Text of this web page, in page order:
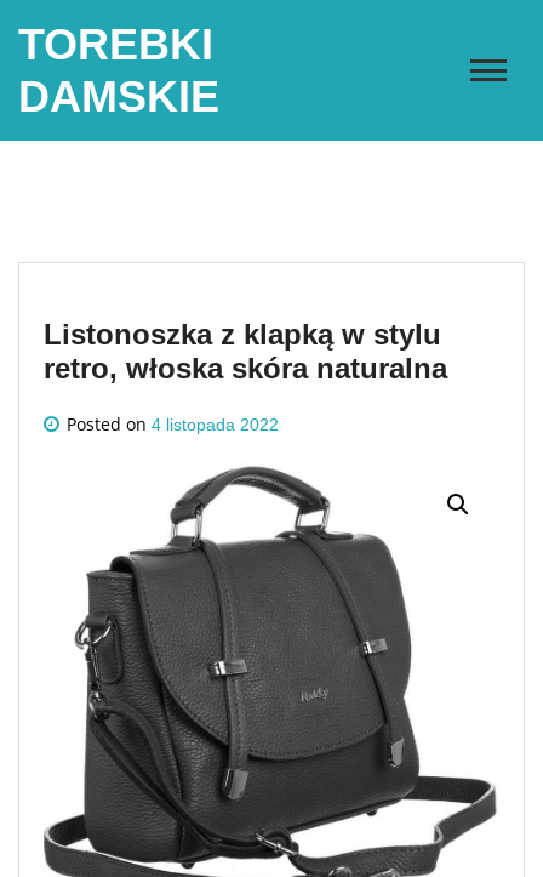
TOREBKI
DAMSKIE
Listonoszka z klapką w stylu
retro, włoska skóra naturalna
Posted on 4 listopada 2022